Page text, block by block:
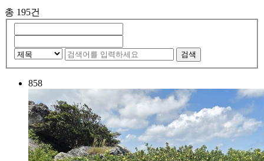
총 195건
검색
858